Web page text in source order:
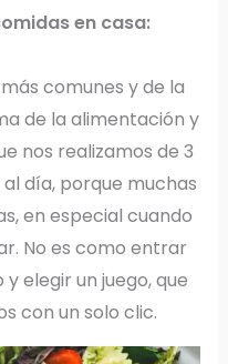
en casa:
comunes y de la
de la alimentación y
nos realizamos de 3
día, porque muchas
en especial cuando
No es como entrar
elegir un juego, que
con un solo clic.